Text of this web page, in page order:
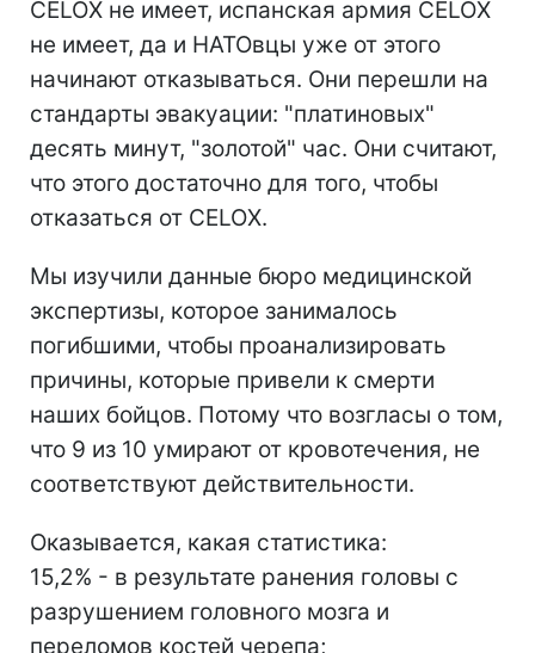
CELOX не имеет, испанская армия CELOX
не имеет, да и НАТОвцы уже от этого
начинают отказываться. Они перешли на
стандарты эвакуации: "платиновых"
десять минут, "золотой" час. Они считают,
что этого достаточно для того, чтобы
отказаться от CELOX.
Мы изучили данные бюро медицинской
экспертизы, которое занималось
погибшими, чтобы проанализировать
причины, которые привели к смерти
наших бойцов. Потому что возгласы о том,
что 9 из 10 умирают от кровотечения, не
соответствуют действительности.
Оказывается, какая статистика:
15,2% - в результате ранения головы с
разрушением головного мозга и
переломов костей черепа;